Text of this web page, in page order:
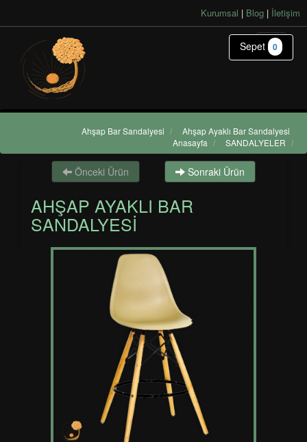
Kurumsal | Blog | İletişim
Ahşap Ayaklı Bar Sandalyesi
Ahşap Bar Sandalyesi /
SANDALYELER /
Anasayfa /
Önceki Ürün Sonraki Ürün
AHŞAP AYAKLI BAR
SANDALYESI
Sepet 0